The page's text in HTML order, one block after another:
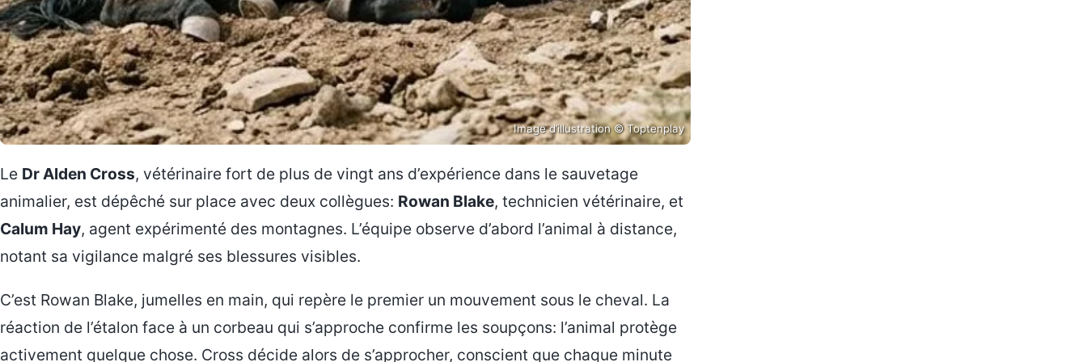
Image d’illustration © Toptenplay
Le Dr Alden Cross, vétérinaire fort de plus de vingt ans d’expérience dans le sauvetage
animalier, est dépêché sur place avec deux collègues: Rowan Blake, technicien vétérinaire, et
Calum Hay, agent expérimenté des montagnes. L’équipe observe d’abord l’animal à distance,
notant sa vigilance malgré ses blessures visibles.
C’est Rowan Blake, jumelles en main, qui repère le premier un mouvement sous le cheval. La
réaction de l’étalon face à un corbeau qui s’approche confirme les soupçons: l’animal protège
activement quelque chose. Cross décide alors de s’approcher, conscient que chaque minute